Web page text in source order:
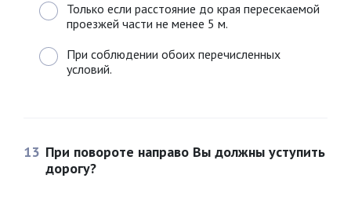
Только если расстояние до края пересекаемой
проезжей части не менее 5 м.
При соблюдении обоих перечисленных
условий.
13 При повороте направо Вы должны уступить
дорогу?